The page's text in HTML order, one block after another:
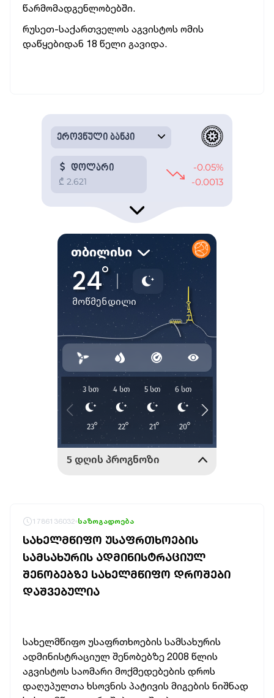
წარმომადგენლობებში.
რუსეთ-საქართველოს აგვისტოს ომის
დაწყებიდან 18 წელი გავიდა.
1786136032 საზოგადოება
ᲡᲐᲮᲔᲚᲛᲬᲘᲤᲝ ᲣᲡᲐᲤᲠᲗᲮᲝᲔᲑᲘᲡ
ᲡᲐᲛᲡᲐᲮᲣᲠᲘᲡ ᲐᲓᲛᲘᲜᲘᲡᲢᲠᲐᲪᲘᲣᲚ
ᲨᲔᲜᲝᲑᲔᲑᲖᲔ ᲡᲐᲮᲔᲚᲛᲬᲘᲤᲝ ᲓᲠᲝᲨᲔᲑᲘ
ᲓᲐᲨᲕᲔᲑᲣᲚᲘᲐ
სახელმწიფო უსაფრთხოების სამსახურის
ადმინისტრაციულ შენობებზე 2008 წლის
აგვისტოს საომარი მოქმედებების დროს
დაღუპულთა ხსოვნის პატივის მიგების ნიშნად